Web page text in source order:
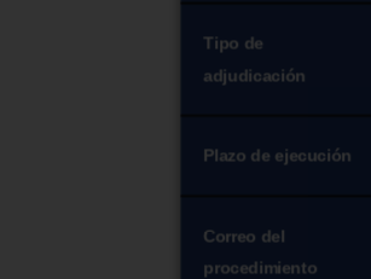
Tipo de
adjudicación
Plazo de ejecución
Correo del
procedimiento